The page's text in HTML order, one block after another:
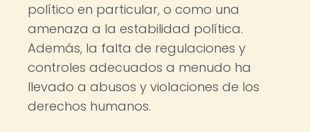
político en particular, o como una
amenaza a la estabilidad política.
Además, la falta de regulaciones y
controles adecuados a menudo ha
llevado a abusos y violaciones de los
derechos humanos.